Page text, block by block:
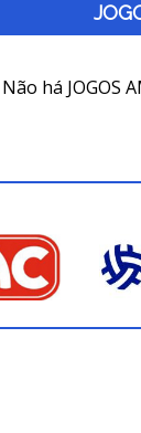
Não há JOGOS